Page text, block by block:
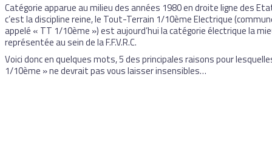
Catégorie apparue au milieu des années 1980 en droite ligne des
c’est la discipline reine, le Tout-Terrain 1/10ème Electrique
appelé « TT 1/10ème ») est aujourd’hui la catégorie électrique la
représentée au sein de la F.F.V.R.C.
Voici donc en quelques mots, 5 des principales raisons pour
1/10ème » ne devrait pas vous laisser insensibles…